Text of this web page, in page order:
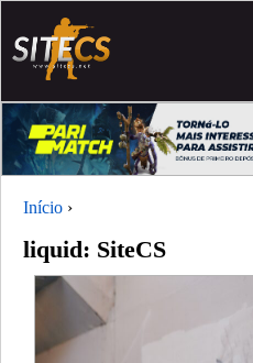
Início ›
liquid: SiteCS